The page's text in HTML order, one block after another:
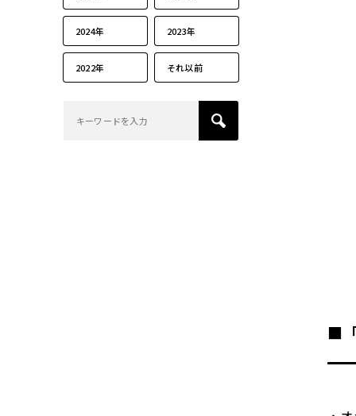
2024年 2023年
2022年 それ以前
■